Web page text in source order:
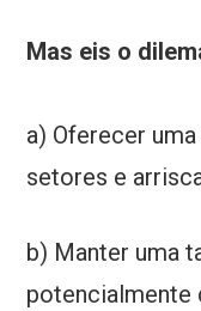
Mas eis o
a) Oferecer
setores e
b) Manter uma
potencialmente